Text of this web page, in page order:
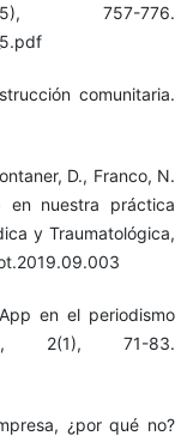
776.
comunitaria.
D., Franco, N.
en nuestra práctica
y Traumatológica,
en el periodismo
2(1), 71-83.
¿por qué no?